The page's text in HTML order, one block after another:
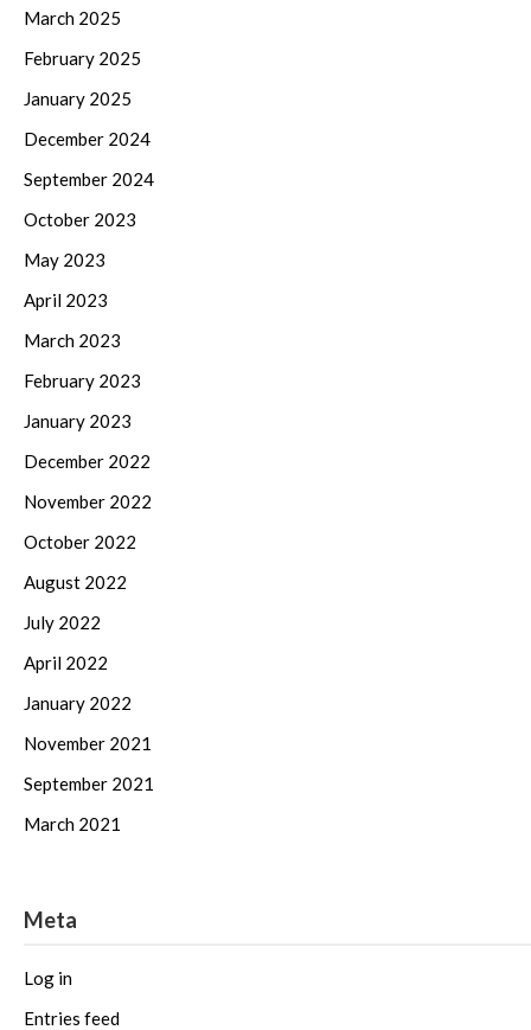
March 2025
February 2025
January 2025
December 2024
September 2024
October 2023
May 2023
April 2023
March 2023
February 2023
January 2023
December 2022
November 2022
October 2022
August 2022
July 2022
April 2022
January 2022
November 2021
September 2021
March 2021
Meta
Log in
Entries feed